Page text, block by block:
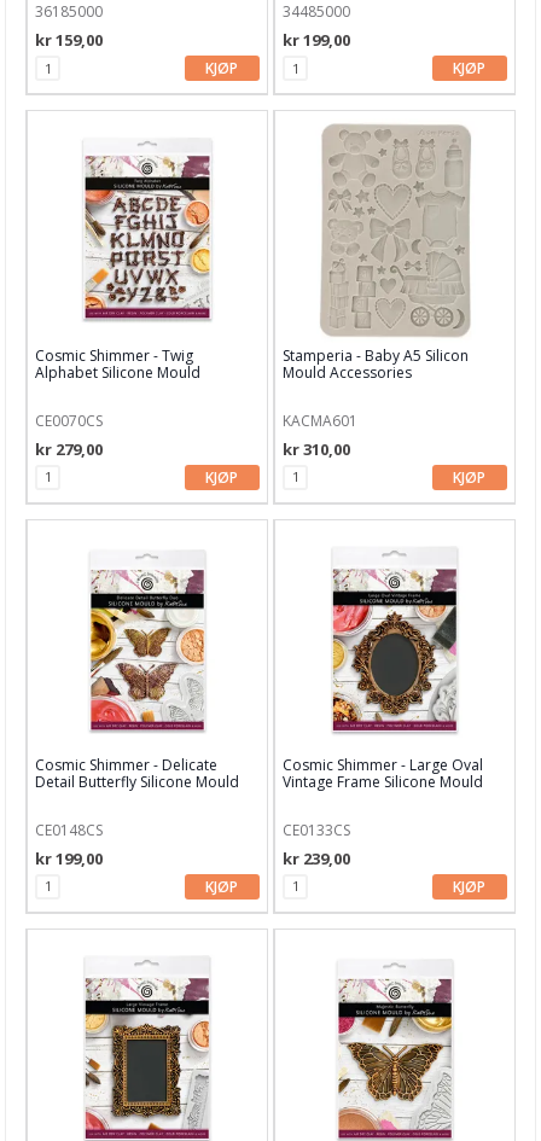
Leverandører
36185000
kr 159,00
KJØP
34485000
kr 199,00
KJØP
Cosmic Shimmer - Twig
Alphabet Silicone Mould
CE0070CS
kr 279,00
KJØP
Stamperia - Baby A5 Silicon
Mould Accessories
KACMA601
kr 310,00
KJØP
Cosmic Shimmer - Delicate
Detail Butterfly Silicone Mould
CE0148CS
kr 199,00
KJØP
Cosmic Shimmer - Large Oval
Vintage Frame Silicone Mould
CE0133CS
kr 239,00
KJØP